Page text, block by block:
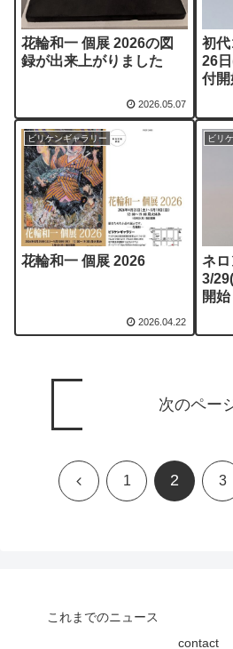
花輪和一 個展 2026の図
録が出来上がりました
2026.05.07
初代
26
付開
ビリケンギャラリー
花輪和一 個展 2026
2026.04.22
ビリ
ネロ
3/
開始
次のペー
前 1 2 3
これまでのニュース
contact